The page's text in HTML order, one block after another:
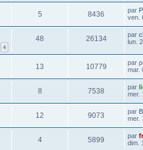
5 8436 par
ven.
4
48 26134 par
lun.
13 10779 par
mar.
8 7538 par
mer.
12 9073 par
mer.
4 5899 par
dim.